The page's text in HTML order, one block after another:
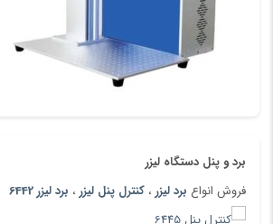
برد و پنل دستگاه لیزر
فروش انواع برد لیزر ، کنترل پنل لیزر ، برد لیزر 6442